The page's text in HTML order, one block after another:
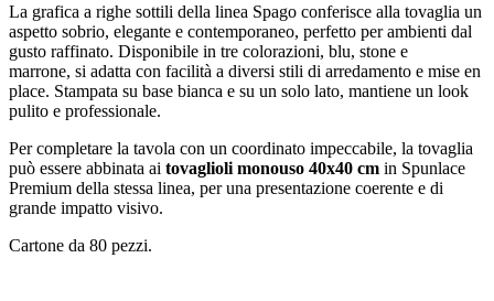
La grafica a righe sottili della linea Spago conferisce alla tovaglia un
aspetto sobrio, elegante e contemporaneo, perfetto per ambienti dal
gusto raffinato. Disponibile in tre colorazioni, blu, stone e
marrone, si adatta con facilità a diversi stili di arredamento e mise en
place. Stampata su base bianca e su un solo lato, mantiene un look
pulito e professionale.
Per completare la tavola con un coordinato impeccabile, la tovaglia
può essere abbinata ai tovaglioli monouso 40x40 cm in Spunlace
Premium della stessa linea, per una presentazione coerente e di
grande impatto visivo.
Cartone da 80 pezzi.